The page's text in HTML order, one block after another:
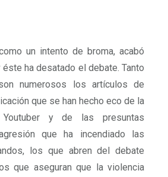
un intento de broma, acabó
ha desatado el debate. Tanto
numerosos los artículos de
que se han hecho eco de la
Youtuber y de las presuntas
que ha incendiado las
los que abren del debate
que aseguran que la violencia